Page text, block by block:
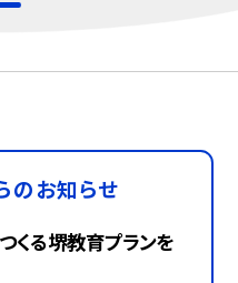
のお知らせ
る堺教育プランを